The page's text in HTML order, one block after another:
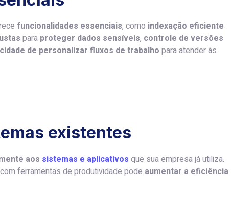
funcionalidades essenciais, como indexação eficiente
para proteger dados sensíveis, controle de versões
de personalizar fluxos de trabalho para atender às
existentes
aos sistemas e aplicativos que sua empresa já utiliza.
com ferramentas de produtividade pode aumentar a eficiência